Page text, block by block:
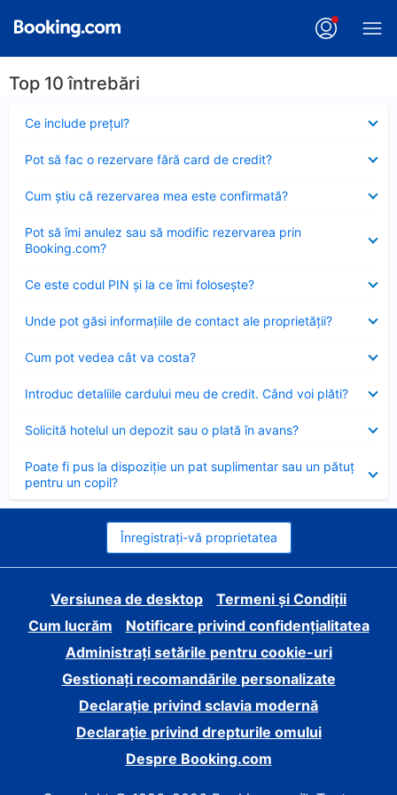
Top 10 întrebări
Ce include preţul?
închis
Pot să fac o rezervare fără card de credit?
închis
Cum ştiu că rezervarea mea este confirmată?
închis
Pot să îmi anulez sau să modific rezervarea prin
Booking.com?
închis
Ce este codul PIN şi la ce îmi foloseşte?
închis
Unde pot găsi informațiile de contact ale proprietății?
închis
Cum pot vedea cât va costa?
închis
Introduc detaliile cardului meu de credit. Când voi plăti?
închis
Solicită hotelul un depozit sau o plată în avans?
închis
Poate fi pus la dispoziție un pat suplimentar sau un pătuț
pentru un copil?
închis
Înregistrați-vă proprietatea
Versiunea de desktop
Termeni și Condiții
Cum lucrăm
Notificare privind confidențialitatea
Administrați setările pentru cookie-uri
Gestionați recomandările personalizate
Declarație privind sclavia modernă
Declarație privind drepturile omului
Despre Booking.com